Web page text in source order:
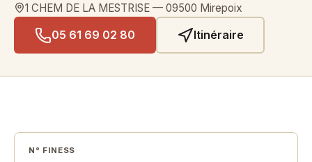
1 CHEM DE LA MESTRISE — 09500 Mirepoix
05 61 69 02 80 Itinéraire
N° FINESS